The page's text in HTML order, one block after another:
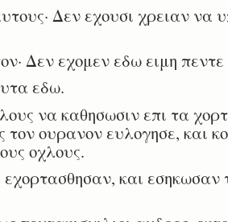
Δεν εχουσι χρειαν να
Δεν εχομεν εδω ειμη
εδω.
να καθησωσιν επι τα
ουρανον ευλογησε, και
οχλους.
και